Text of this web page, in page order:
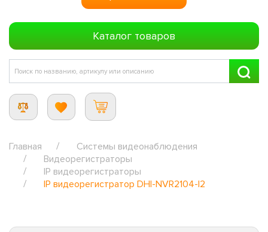
Каталог товаров
Главная
Системы видеонаблюдения
Видеорегистраторы
IP видеорегистраторы
IP видеорегистратор DHI-NVR2104-I2